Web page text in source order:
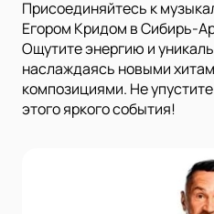
Присоединяйтесь к
Егором Кридом в Сибирь-
Ощутите энергию и
наслаждаясь новыми
композициями. Не
этого яркого события!